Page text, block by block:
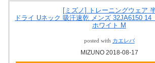
[ミズノ] トレーニングウェア
ドライ Uネック 吸汗速乾 メンズ 32JA6150 14
ホワイト M
posted with カエレバ
MIZUNO 2018-08-17